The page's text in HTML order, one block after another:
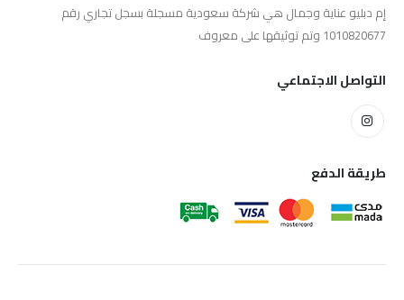
إم دبليو عناية وجمال هي شركة سعودية مسجلة بسجل تجاري رقم
1010820677 وتم توثيقها على معروف
التواصل الاجتماعي
طريقة الدفع